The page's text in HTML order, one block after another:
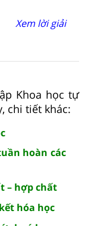
Xem lời giải
Khoa học tự
chi tiết khác:
hoàn các
– hợp chất
hóa học